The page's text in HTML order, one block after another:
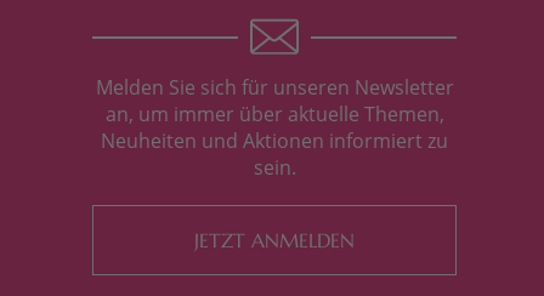
Melden Sie sich für unseren Newsletter
an, um immer über aktuelle Themen,
Neuheiten und Aktionen informiert zu
sein.
JETZT ANMELDEN